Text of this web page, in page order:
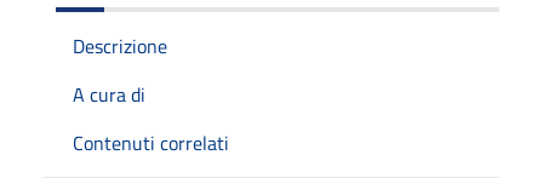
Descrizione
A cura di
Contenuti correlati